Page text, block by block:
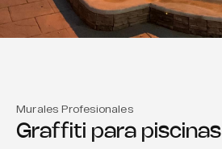
Murales Profesionales
Graffiti para piscinas